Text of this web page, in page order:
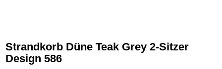
Strandkorb Düne Teak Grey 2-Sitzer
Design 586